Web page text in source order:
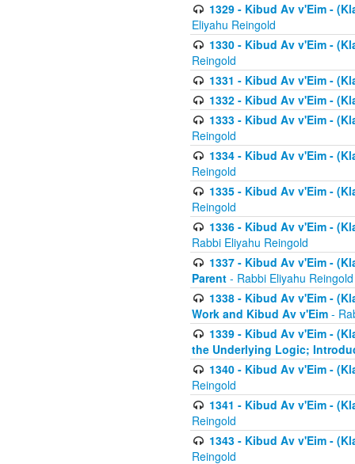
1329 - Kibud Av v'Eim -
Eliyahu Reingold
1330 - Kibud Av v'Eim -
Reingold
1331 - Kibud Av v'Eim -
1332 - Kibud Av v'Eim -
1333 - Kibud Av v'Eim -
Reingold
1334 - Kibud Av v'Eim -
Reingold
1335 - Kibud Av v'Eim -
Reingold
1336 - Kibud Av v'Eim -
Rabbi Eliyahu Reingold
1337 - Kibud Av v'Eim -
Parent - Rabbi Eliyahu Reingold
1338 - Kibud Av v'Eim -
Work and Kibud Av v'Eim -
1339 - Kibud Av v'Eim -
the Underlying Logic;
1340 - Kibud Av v'Eim -
Reingold
1341 - Kibud Av v'Eim -
Reingold
1343 - Kibud Av v'Eim -
Reingold